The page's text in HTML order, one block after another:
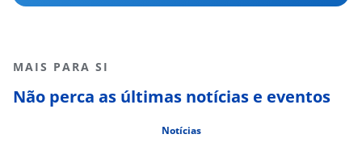
MAIS PARA SI
Não perca as últimas notícias e eventos
Notícias